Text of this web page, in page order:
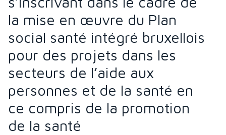
la mise en œuvre du Plan
social santé intégré bruxellois
pour des projets dans les
secteurs de l’aide aux
personnes et de la santé en
ce compris de la promotion
de la santé